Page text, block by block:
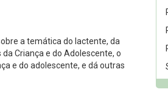
a temática do lactente, da
Criança e do Adolescente, o
e do adolescente, e dá outras